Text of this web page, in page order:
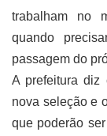
trabalham no
quando
passagem do
A prefeitura diz
nova seleção e
que poderão